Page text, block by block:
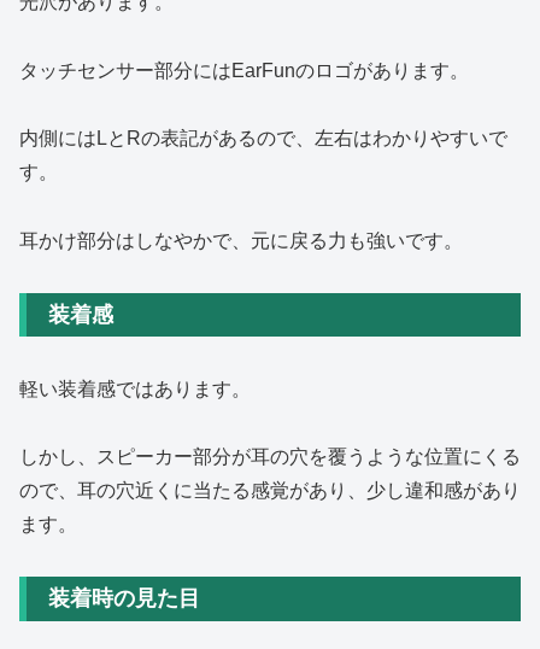
タッチセンサー部分にはEarFunのロゴがあります。
内側にはLとRの表記があるので、左右はわかりやすいで
す。
耳かけ部分はしなやかで、元に戻る力も強いです。
装着感
軽い装着感ではあります。
しかし、スピーカー部分が耳の穴を覆うような位置にくる
ので、耳の穴近くに当たる感覚があり、少し違和感があり
ます。
装着時の見た目